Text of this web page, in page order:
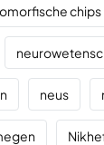
chips
neus